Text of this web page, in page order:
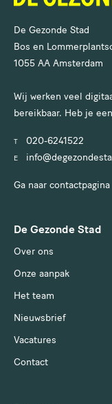
De Gezonde Stad
Bos en
1055 AA Amsterdam
Wij werken veel
bereikbaar. Heb je
T 020-6241522
E
Ga naar contactpagina
De Gezonde Stad
Over ons
Onze aanpak
Het team
Nieuwsbrief
Vacatures
Contact